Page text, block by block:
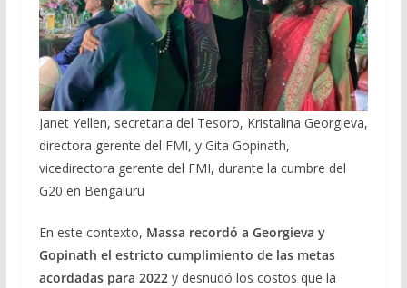
Janet Yellen, secretaria del Tesoro, Kristalina Georgieva,
directora gerente del FMI, y Gita Gopinath,
vicedirectora gerente del FMI, durante la cumbre del
G20 en Bengaluru
En este contexto, Massa recordó a Georgieva y
Gopinath el estricto cumplimiento de las metas
acordadas para 2022 y desnudó los costos que la